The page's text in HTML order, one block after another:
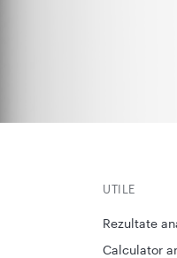
UTILE
Rezultate
Calculator